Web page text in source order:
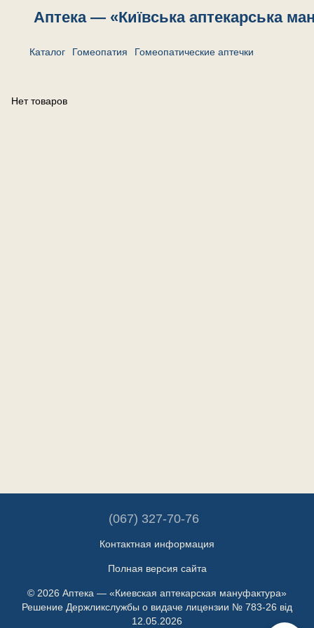
Аптека — «Київська аптекарська
Каталог Гомеопатия Гомеопатические аптечки
Нет товаров
(067) 327-70-76
Контактная информация
Полная версия сайта
© 2026 Аптека — «Киевская аптекарская мануфактура»
Решение Держликслужбы о видаче лицензии № 783-26 від
12.05.2026